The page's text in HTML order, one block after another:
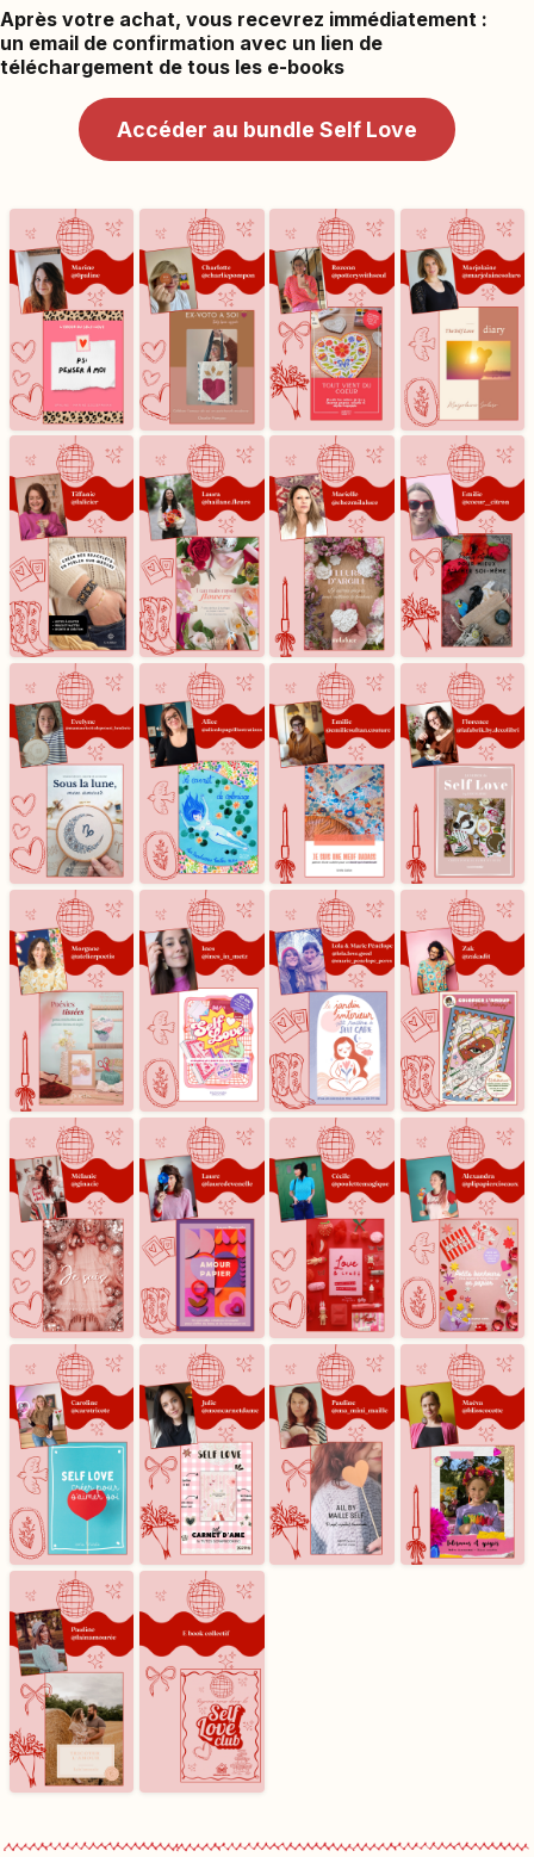
Après votre achat, vous recevrez immédiatement :
un email de confirmation avec un lien de
téléchargement de tous les e-books
Accéder au bundle Self Love